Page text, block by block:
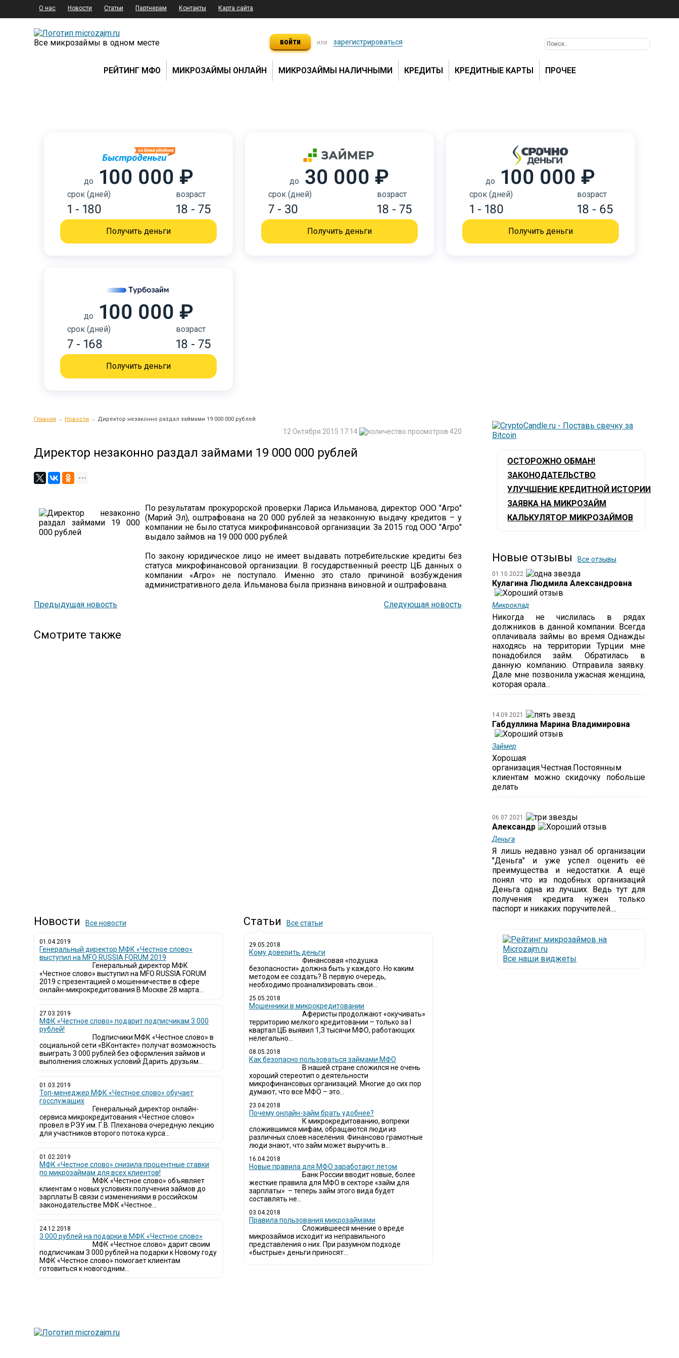
О нас Новости Статьи Партнерам Контакты Карта сайта
Все микрозаймы в одном месте войти или зарегистрироваться
РЕЙТИНГ МФО МИКРОЗАЙМЫ ОНЛАЙН МИКРОЗАЙМЫ НАЛИЧНЫМИ КРЕДИТЫ КРЕДИТНЫЕ КАРТЫ ПРОЧЕЕ
до 100 000 ₽
срок (дней)
1 - 180
возраст
18 - 75
Получить деньги
до 30 000 ₽
срок (дней)
7 - 30
возраст
18 - 75
Получить деньги
до 100 000 ₽
срок (дней)
1 - 180
возраст
18 - 65
Получить деньги
до 100 000 ₽
срок (дней)
7 - 168
возраст
18 - 75
Получить деньги
Главная → Новости → Директор незаконно раздал займами 19 000 000 рублей
420
12 Октября 2015 17:14
Директор незаконно раздал займами 19 000 000 рублей
По результатам прокурорской проверки Лариса Ильманова, директор ООО "Агро"
(Марий Эл), оштрафована на 20 000 рублей за незаконную выдачу кредитов – у
компании не было статуса микрофинансовой организации. За 2015 год ООО "Агро"
выдало займов на 19 000 000 рублей.
По закону юридическое лицо не имеет выдавать потребительские кредиты без
статуса микрофинансовой организации. В государственный реестр ЦБ данных о
компании «Агро» не поступало. Именно это стало причиной возбуждения
административного дела. Ильманова была признана виновной и оштрафована.
Предыдущая новость Следующая новость
Смотрите также
Новости Все новости
01.04.2019
Генеральный директор МФК «Честное слово»
выступил на MFO RUSSIA FORUM 2019
Генеральный директор МФК
«Честное слово» выступил на MFO RUSSIA FORUM
2019 с презентацией о мошенничестве в сфере
онлайн-микрокредитования В Москве 28 марта...
27.03.2019
МФК «Честное слово» подарит подписчикам 3 000
рублей!
Подписчики МФК «Честное слово» в
социальной сети «ВКонтакте» получат возможность
выиграть 3 000 рублей без оформления займов и
выполнения сложных условий Дарить друзьям...
01.03.2019
Топ-менеджер МФК «Честное слово» обучает
госслужащих
Генеральный директор онлайн-
сервиса микрокредитования «Честное слово»
провел в РЭУ им. Г.В. Плеханова очередную лекцию
для участников второго потока курса...
01.02.2019
МФК «Честное слово» снизила процентные ставки
по микрозаймам для всех клиентов!
МФК «Честное слово» объявляет
клиентам о новых условиях получения займов до
зарплаты В связи с изменениями в российском
законодательстве МФК «Честное...
24.12.2018
3 000 рублей на подарки в МФК «Честное слово»
МФК «Честное слово» дарит своим
подписчикам 3 000 рублей на подарки к Новому году
МФК «Честное слово» помогает клиентам
готовиться к новогодним...
Статьи Все статьи
29.05.2018
Кому доверить деньги
Финансовая «подушка
безопасности» должна быть у каждого. Но каким
методом ее создать? В первую очередь,
необходимо проанализировать свои...
25.05.2018
Мошенники в микрокредитовании
Аферисты продолжают «окучивать»
территорию мелкого кредитовании – только за I
квартал ЦБ выявил 1,3 тысячи МФО, работающих
нелегально...
08.05.2018
Как безопасно пользоваться займами МФО
В нашей стране сложился не очень
хороший стереотип о деятельности
микрофинансовых организаций. Многие до сих пор
думают, что все МФО – это...
23.04.2018
Почему онлайн-займ брать удобнее?
К микрокредитованию, вопреки
сложившимся мифам, обращаются люди из
различных слоев населения. Финансово грамотные
люди знают, что займ может выручить в...
16.04.2018
Новые правила для МФО заработают летом
Банк России вводит новые, более
жесткие правила для МФО в секторе «займ для
зарплаты» – теперь займ этого вида будет
составлять не...
03.04.2018
​Правила пользования микрозаймами
Сложившееся мнение о вреде
микрозаймов исходит из неправильного
представления о них. При разумном подходе
«быстрые» деньги приносят...
ОСТОРОЖНО ОБМАН!
ЗАКОНОДАТЕЛЬСТВО
УЛУЧШЕНИЕ КРЕДИТНОЙ ИСТОРИИ
ЗАЯВКА НА МИКРОЗАЙМ
КАЛЬКУЛЯТОР МИКРОЗАЙМОВ
Новые отзывы Все отзывы
01.10.2022
Кулагина Людмила Александровна
Микроклад
Никогда не числилась в рядах
должников в данной компании. Всегда
оплачивала займы во время Однажды
находясь на территории Турции мне
понадобился займ. Обратилась в
данную компанию. Отправила заявку.
Дале мне позвонила ужасная женщина,
которая орала...
14.09.2021
Габдуллина Марина Владимировна
Займер
Хорошая
организация.Честная.Постоянным
клиентам можно скидочку побольше
делать
06.07.2021
Александр
Деньга
Я лишь недавно узнал об организации
"Деньга" и уже успел оценить её
преимущества и недостатки. А ещё
понял что из подобных организаций
Деньга одна из лучших. Ведь тут для
получения кредита нужен только
паспорт и никаких поручителей....
Все наши виджеты